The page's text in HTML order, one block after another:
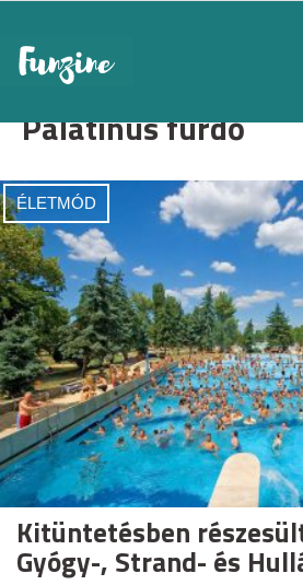
Palatinus fürdő
ÉLETMÓD
Kitüntetésben
Gyógy-, Strand- és